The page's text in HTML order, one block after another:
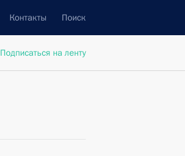
Контакты Поиск
Подписаться на ленту